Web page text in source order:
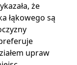
że
łąkowego są
upraw